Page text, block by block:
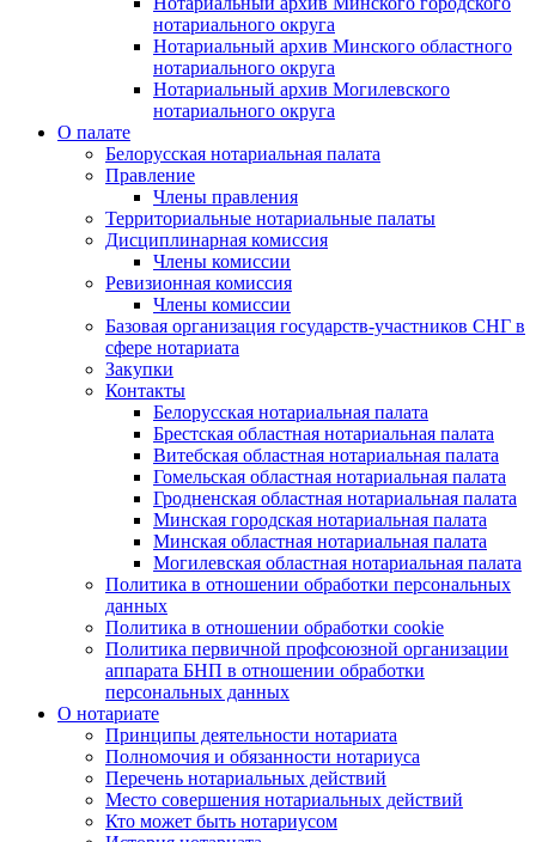
нотариального округа
Нотариальный архив Минского областного
нотариального округа
Нотариальный архив Могилевского
нотариального округа
О палате
Белорусская нотариальная палата
Правление
Члены правления
Территориальные нотариальные палаты
Дисциплинарная комиссия
Члены комиссии
Ревизионная комиссия
Члены комиссии
Базовая организация государств-участников СНГ в
сфере нотариата
Закупки
Контакты
Белорусская нотариальная палата
Брестская областная нотариальная палата
Витебская областная нотариальная палата
Гомельская областная нотариальная палата
Гродненская областная нотариальная палата
Минская городская нотариальная палата
Минская областная нотариальная палата
Могилевская областная нотариальная палата
Политика в отношении обработки персональных
данных
Политика в отношении обработки cookie
Политика первичной профсоюзной организации
аппарата БНП в отношении обработки
персональных данных
О нотариате
Принципы деятельности нотариата
Полномочия и обязанности нотариуса
Перечень нотариальных действий
Место совершения нотариальных действий
Кто может быть нотариусом